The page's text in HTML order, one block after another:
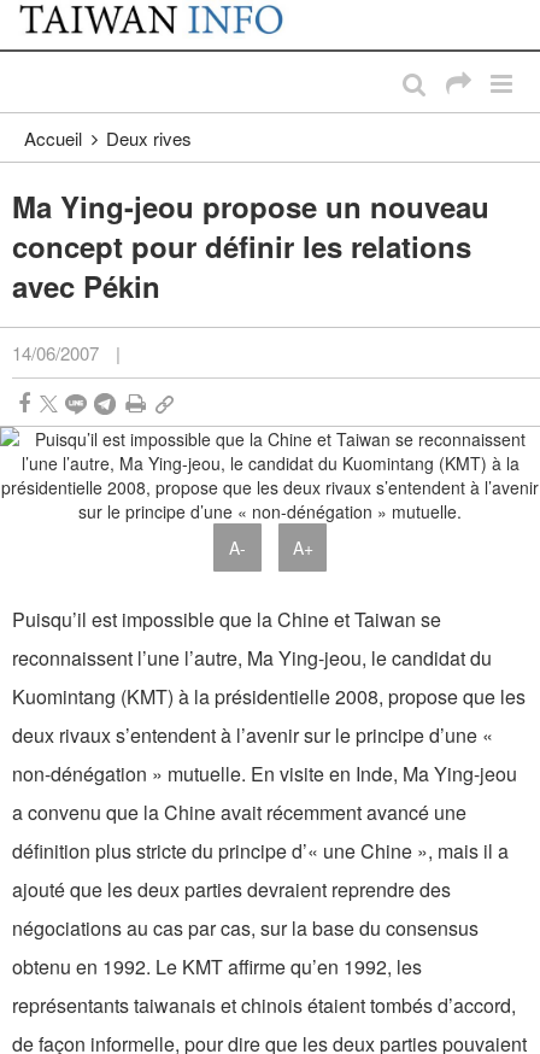
Passer au contenu principal
:::
Accueil Deux rives
Ma Ying-jeou propose un nouveau
concept pour définir les relations
avec Pékin
14/06/2007 |
A- A+
Puisqu’il est impossible que la Chine et Taiwan se
reconnaissent l’une l’autre, Ma Ying-jeou, le candidat du
Kuomintang (KMT) à la présidentielle 2008, propose que les
deux rivaux s’entendent à l’avenir sur le principe d’une «
non-dénégation » mutuelle. En visite en Inde, Ma Ying-jeou
a convenu que la Chine avait récemment avancé une
définition plus stricte du principe d’« une Chine », mais il a
ajouté que les deux parties devraient reprendre des
négociations au cas par cas, sur la base du consensus
obtenu en 1992. Le KMT affirme qu’en 1992, les
représentants taiwanais et chinois étaient tombés d’accord,
de façon informelle, pour dire que les deux parties pouvaient